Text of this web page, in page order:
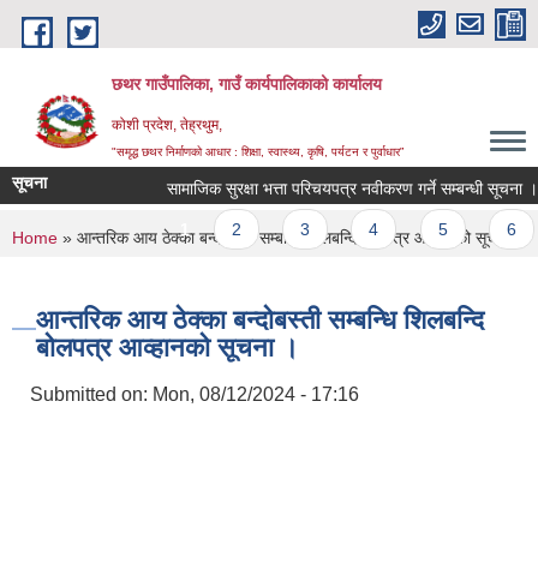
Skip to main content
छथर गाउँपालिका, गाउँ कार्यपालिकाको कार्यालय
कोशी प्रदेश, तेह्रथुम,
"समृद्ध छथर निर्माणको आधार : शिक्षा, स्वास्थ्य, कृषि, पर्यटन र पुर्वाधार”
सूचना सामाजिक सुरक्षा भत्ता परिचयपत्र नवीकरण गर्ने सम्बन्धी सूचना ।
Pages
1 2 3 4 5 6
You are here
Home » आन्तरिक आय ठेक्का बन्दोबस्ती सम्बन्धि शिलबन्दि बोलपत्र आव्हानको सूचना ।
आन्तरिक आय ठेक्का बन्दोबस्ती सम्बन्धि शिलबन्दि
बोलपत्र आव्हानको सूचना ।
Submitted on: Mon, 08/12/2024 - 17:16